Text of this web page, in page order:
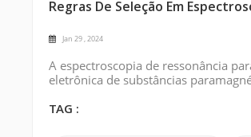
Regras De Seleção Em
Jan 29 , 2024
A espectroscopia de ressonância
eletrônica de substâncias
proíbem saltos entre diferentes
TAG :